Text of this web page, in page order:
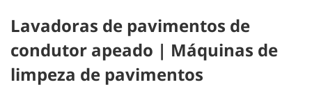
Lavadoras de pavimentos de
condutor apeado | Máquinas de
limpeza de pavimentos